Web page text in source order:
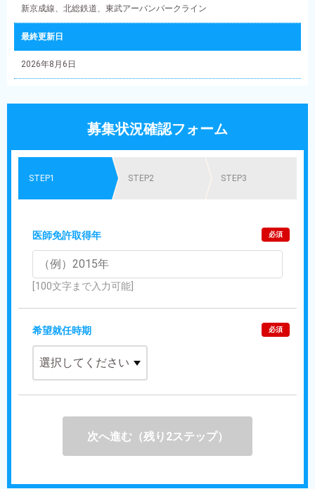
新京成線、北総鉄道、東武アーバンパークライン
最終更新日
2026年8月6日
募集状況確認フォーム
STEP1 STEP2 STEP3
医師免許取得年 必須
[100文字まで入力可能]
希望就任時期 必須
次へ進む（残り2ステップ）